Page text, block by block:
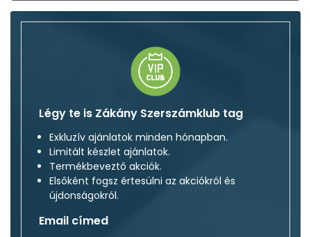
Légy te is Zákány Szerszámklub tag
Exkluzív ajánlatok minden hónapban.
Limitált készlet ajánlatok.
Termékbeveztő akciók.
Elsőként fogsz értesülni az akciókról és
újdonságokról.
Email címed